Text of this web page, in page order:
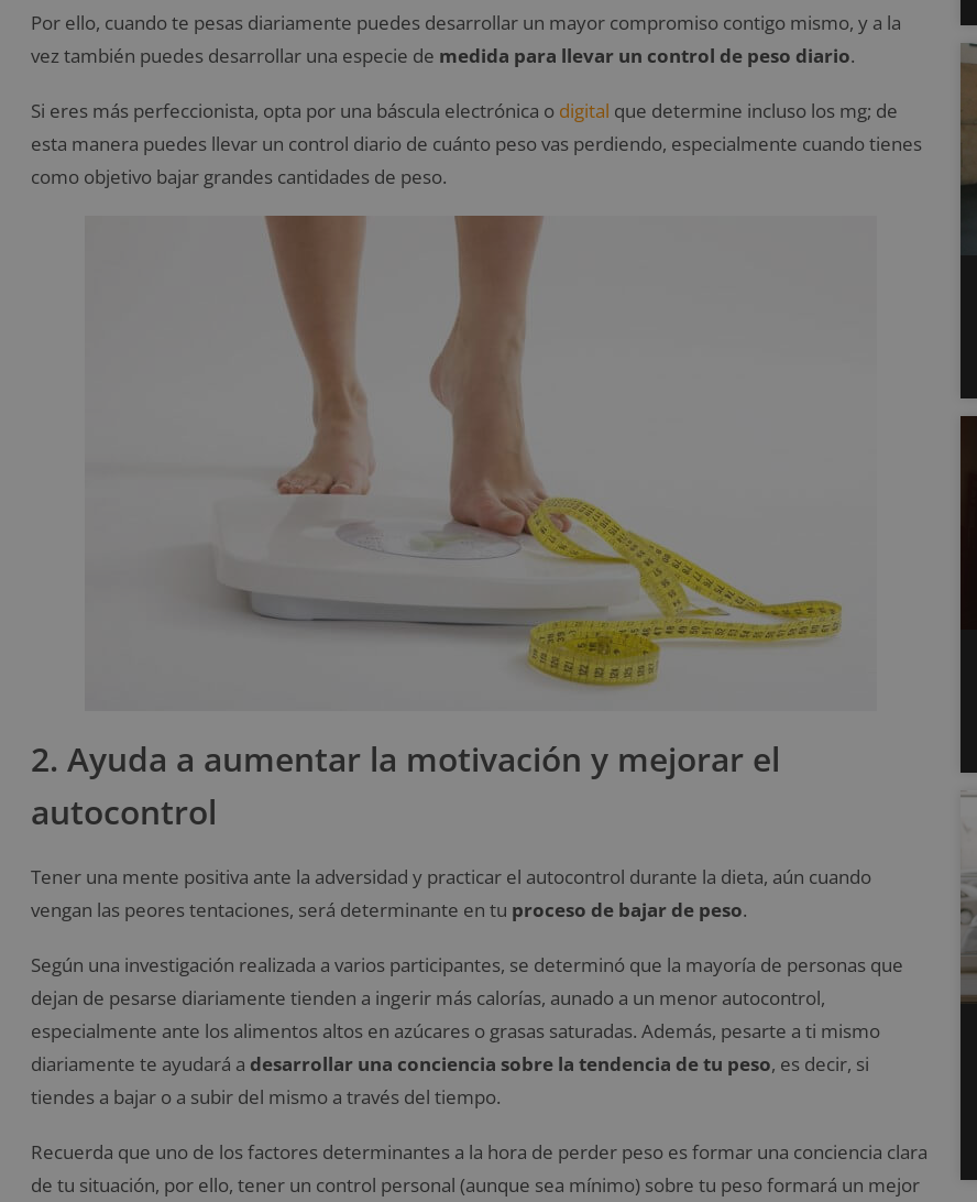
Por ello, cuando te pesas diariamente puedes desarrollar un mayor compromiso contigo mismo, y a la
vez también puedes desarrollar una especie de medida para llevar un control de peso diario.
Si eres más perfeccionista, opta por una báscula electrónica o digital que determine incluso los mg; de
esta manera puedes llevar un control diario de cuánto peso vas perdiendo, especialmente cuando tienes
como objetivo bajar grandes cantidades de peso.
2. Ayuda a aumentar la motivación y mejorar el
autocontrol
Tener una mente positiva ante la adversidad y practicar el autocontrol durante la dieta, aún cuando
vengan las peores tentaciones, será determinante en tu proceso de bajar de peso.
Según una investigación realizada a varios participantes, se determinó que la mayoría de personas que
dejan de pesarse diariamente tienden a ingerir más calorías, aunado a un menor autocontrol,
especialmente ante los alimentos altos en azúcares o grasas saturadas. Además, pesarte a ti mismo
diariamente te ayudará a desarrollar una conciencia sobre la tendencia de tu peso, es decir, si
tiendes a bajar o a subir del mismo a través del tiempo.
Recuerda que uno de los factores determinantes a la hora de perder peso es formar una conciencia clara
de tu situación, por ello, tener un control personal (aunque sea mínimo) sobre tu peso formará un mejor